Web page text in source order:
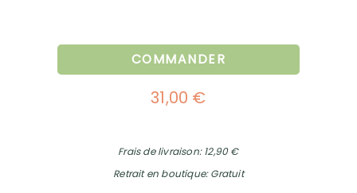
COMMANDER
31,00 €
Frais de livraison: 12,90 €
Retrait en boutique: Gratuit